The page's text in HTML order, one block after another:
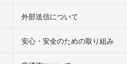
外部送信について
安心・安全のための取り組み